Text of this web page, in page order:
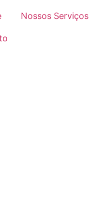
Nossos Serviços